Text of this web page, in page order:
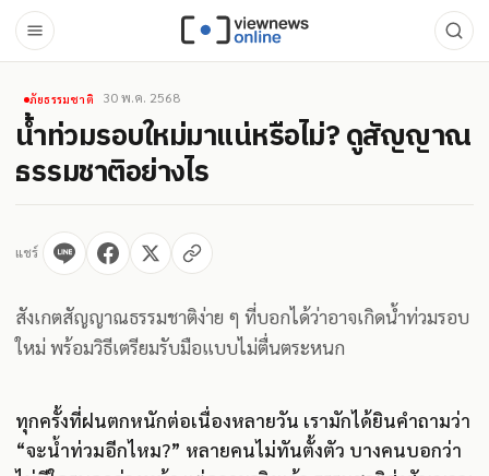
ภัยธรรมชาติ 30 พ.ค. 2568
น้ำท่วมรอบใหม่มาแน่หรือไม่? ดูสัญญาณ
ธรรมชาติอย่างไร
แชร์
สังเกตสัญญาณธรรมชาติง่าย ๆ ที่บอกได้ว่าอาจเกิดน้ำท่วมรอบ
ใหม่ พร้อมวิธีเตรียมรับมือแบบไม่ตื่นตระหนก
ทุกครั้งที่ฝนตกหนักต่อเนื่องหลายวัน เรามักได้ยินคำถามว่า
“จะน้ำท่วมอีกไหม?” หลายคนไม่ทันตั้งตัว บางคนบอกว่า